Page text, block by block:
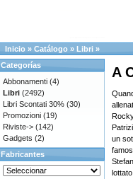
Inicio » Catálogo » Libri »
A
un
Categorías
Abbonamenti (4)
Libri (2492)
Libri Scontati 30% (30)
Promozioni (19)
Riviste-> (142)
Gadgets (2)
Fabricantes